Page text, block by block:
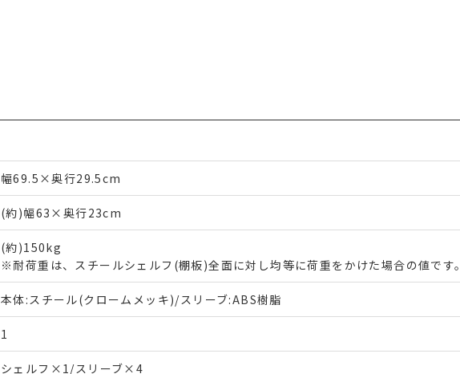
幅69.5×奥行29.5cm
(約)幅63×奥行23cm
(約)150kg
※耐荷重は、スチールシェルフ(棚板)全面に対し均等に荷重をかけた場合の値です。
本体:スチール(クロームメッキ)/スリーブ:ABS樹脂
1
シェルフ×1/スリーブ×4